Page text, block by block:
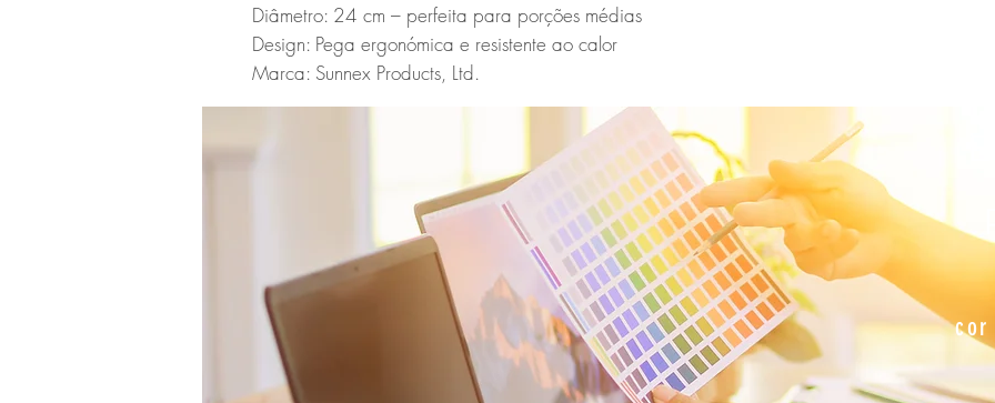
Diâmetro: 24 cm – perfeita para porções médias
Design: Pega ergonómica e resistente ao calor
Marca: Sunnex Products, Ltd.
cor